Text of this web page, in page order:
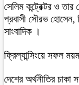
সেলিম কন্ট্রেক্টর ও
প্রবাসী সৌরভ হোসেন,
সাংবাদিক ।
ফ্রিল্যান্সিংয়ে সফল
দেশের অর্থনীতির চাকা